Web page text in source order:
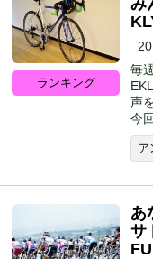
ランキング
み
毎
声
今
ア
あ
サ